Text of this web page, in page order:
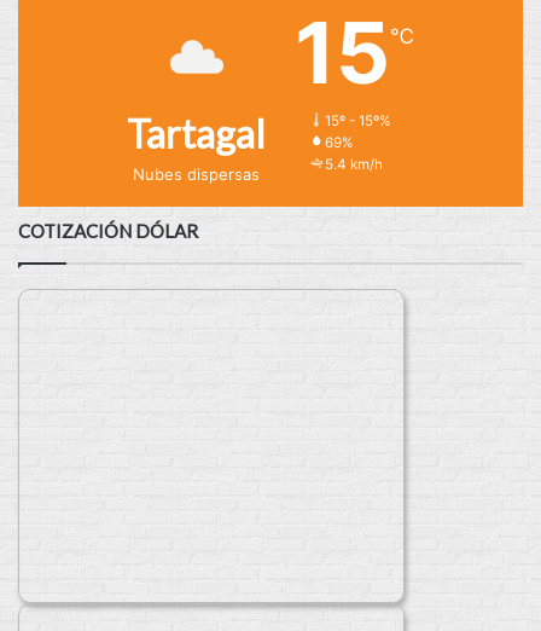
Tartagal
Nubes dispersas
15 ℃
15º - 15º%
69%
5.4 km/h
COTIZACIÓN DÓLAR